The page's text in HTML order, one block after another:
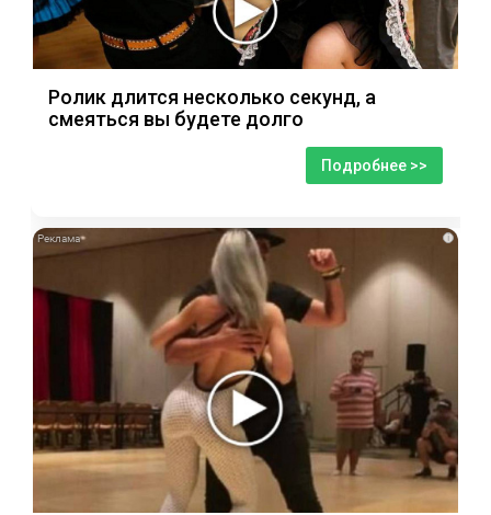
Ролик длится несколько секунд, а
смеяться вы будете долго
Подробнее >>
i